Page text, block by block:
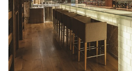
00:00/ 00:00